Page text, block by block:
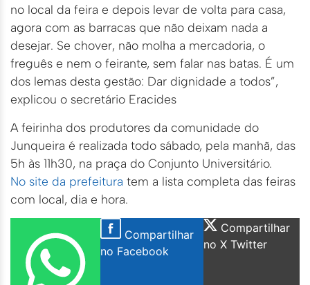
no local da feira e depois levar de volta para casa,
agora com as barracas que não deixam nada a
desejar. Se chover, não molha a mercadoria, o
freguês e nem o feirante, sem falar nas batas. É um
dos lemas desta gestão: Dar dignidade a todos”,
explicou o secretário Eracides
A feirinha dos produtores da comunidade do
Junqueira é realizada todo sábado, pela manhã, das
5h às 11h30, na praça do Conjunto Universitário.
No site da prefeitura tem a lista completa das feiras
com local, dia e hora.
Compartilhar
no Facebook
Compartilhar
no X Twitter